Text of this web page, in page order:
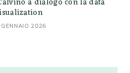
2026